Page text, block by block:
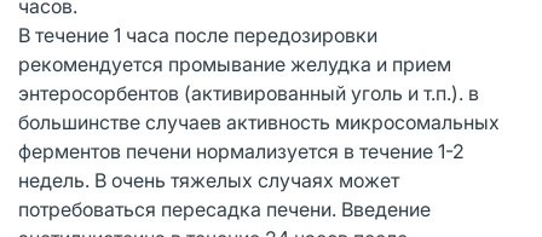
часов.
В течение 1 часа после передозировки
рекомендуется промывание желудка и прием
энтеросорбентов (активированный уголь и т.п.). в
большинстве случаев активность микросомальных
ферментов печени нормализуется в течение 1-2
недель. В очень тяжелых случаях может
потребоваться пересадка печени. Введение